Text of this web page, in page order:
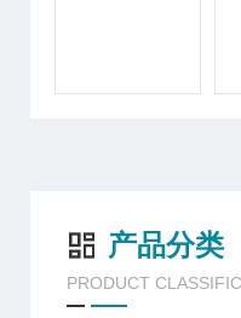
产品分类
PRODUCT